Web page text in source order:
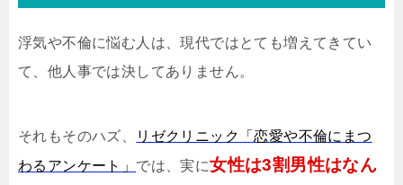
浮気や不倫に悩む人は、現代ではとても増えてきてい
て、他人事では決してありません。
それもそのハズ、
リゼクリニック「恋愛や不倫にまつ
わるアンケート」 では、実に女性は3割男性はなん